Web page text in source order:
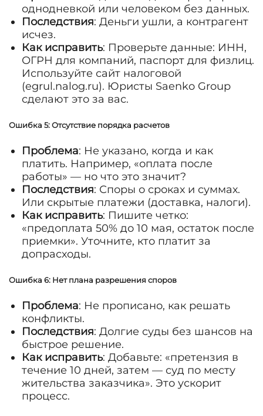
однодневкой или человеком без данных.
Последствия: Деньги ушли, а контрагент
исчез.
Как исправить: Проверьте данные: ИНН,
ОГРН для компаний, паспорт для физлиц.
Используйте сайт налоговой
(egrul.nalog.ru). Юристы Saenko Group
сделают это за вас.
Ошибка 5: Отсутствие порядка расчетов
Проблема: Не указано, когда и как
платить. Например, «оплата после
работы» — но что это значит?
Последствия: Споры о сроках и суммах.
Или скрытые платежи (доставка, налоги).
Как исправить: Пишите четко:
«предоплата 50% до 10 мая, остаток после
приемки». Уточните, кто платит за
допрасходы.
Ошибка 6: Нет плана разрешения споров
Проблема: Не прописано, как решать
конфликты.
Последствия: Долгие суды без шансов на
быстрое решение.
Как исправить: Добавьте: «претензия в
течение 10 дней, затем — суд по месту
жительства заказчика». Это ускорит
процесс.